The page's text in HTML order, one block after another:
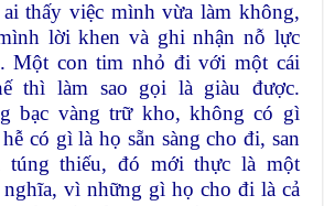
thấy việc mình vừa làm không,
lời khen và ghi nhận nỗ lực
Một con tim nhỏ đi với một cái
thì làm sao gọi là giàu được.
bạc vàng trữ kho, không có gì
có gì là họ sẵn sàng cho đi, san
túng thiếu, đó mới thực là một
vì những gì họ cho đi là cả